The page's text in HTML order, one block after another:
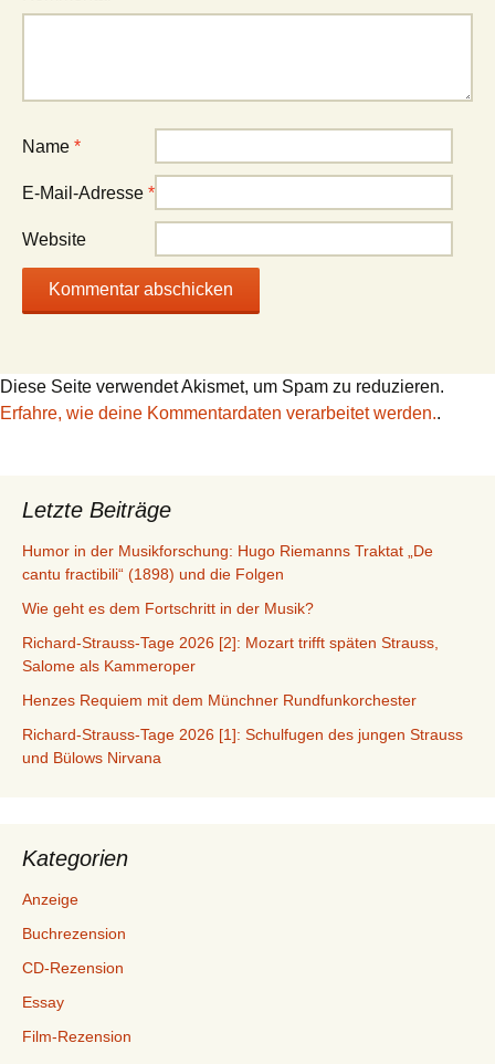
Name *
E-Mail-Adresse *
Website
Diese Seite verwendet Akismet, um Spam zu reduzieren.
Erfahre, wie deine Kommentardaten verarbeitet werden..
Letzte Beiträge
Humor in der Musikforschung: Hugo Riemanns Traktat „De
cantu fractibili“ (1898) und die Folgen
Wie geht es dem Fortschritt in der Musik?
Richard-Strauss-Tage 2026 [2]: Mozart trifft späten Strauss,
Salome als Kammeroper
Henzes Requiem mit dem Münchner Rundfunkorchester
Richard-Strauss-Tage 2026 [1]: Schulfugen des jungen Strauss
und Bülows Nirvana
Kategorien
Anzeige
Buchrezension
CD-Rezension
Essay
Film-Rezension